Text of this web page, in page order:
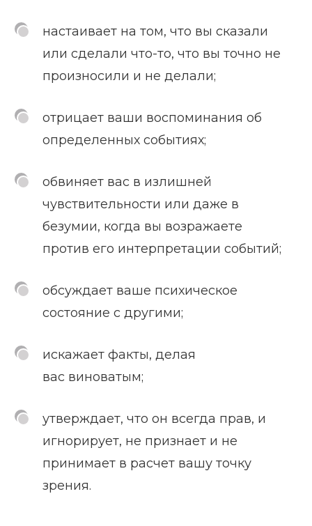
настаивает на том, что вы сказали
или сделали что-то, что вы точно не
произносили и не делали;
отрицает ваши воспоминания об
определенных событиях;
обвиняет вас в излишней
чувствительности или даже в
безумии, когда вы возражаете
против его интерпретации событий;
обсуждает ваше психическое
состояние с другими;
искажает факты, делая
вас виноватым;
утверждает, что он всегда прав, и
игнорирует, не признает и не
принимает в расчет вашу точку
зрения.